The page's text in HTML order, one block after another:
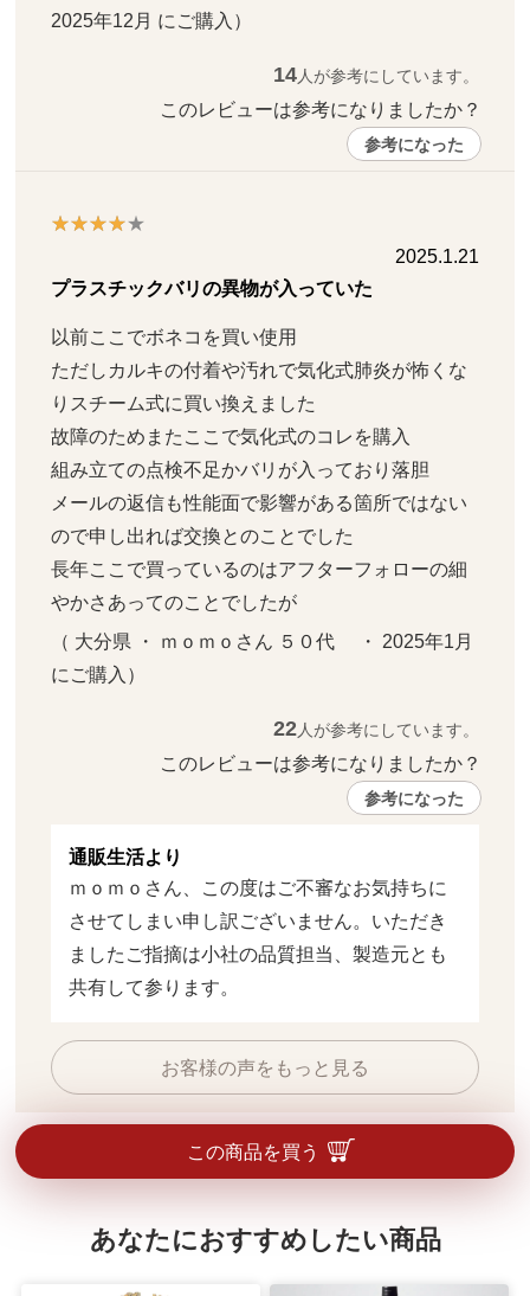
2025年12月 にご購入）
14人が参考にしています。
このレビューは参考になりましたか？
参考になった
2025.1.21
プラスチックバリの異物が入っていた
以前ここでボネコを買い使用
ただしカルキの付着や汚れで気化式肺炎が怖くな
りスチーム式に買い換えました
故障のためまたここで気化式のコレを購入
組み立ての点検不足かバリが入っており落胆
メールの返信も性能面で影響がある箇所ではない
ので申し出れば交換とのことでした
長年ここで買っているのはアフターフォローの細
やかさあってのことでしたが
（ 大分県 ・ ｍｏｍｏさん ５０代     ・ 2025年1月
にご購入）
22人が参考にしています。
このレビューは参考になりましたか？
参考になった
通販生活より
ｍｏｍｏさん、この度はご不審なお気持ちに
させてしまい申し訳ございません。いただき
ましたご指摘は小社の品質担当、製造元とも
共有して参ります。
お客様の声をもっと見る
この商品を買う
あなたにおすすめしたい商品